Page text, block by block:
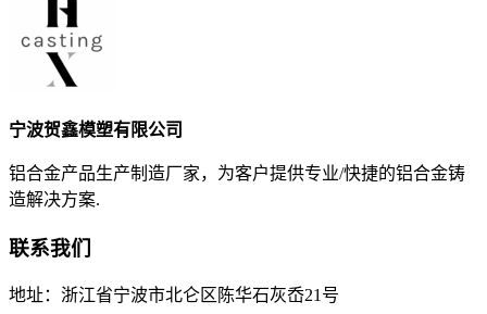
宁波贺鑫模塑有限公司
铝合金产品生产制造厂家，为客户提供专业/快捷的铝合金铸
造解决方案.
联系我们
地址：浙江省宁波市北仑区陈华石灰岙21号